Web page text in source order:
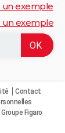
un exemple
un exemple
Contact
Groupe Figaro